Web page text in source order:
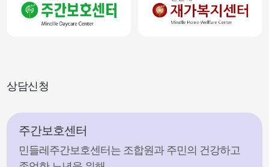
상담신청
주간보호센터
민들레주간보호센터는 조합원과 주민의 건강하고